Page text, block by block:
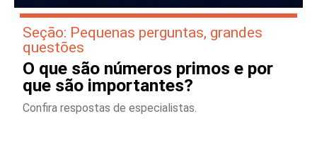
Seção: Pequenas perguntas, grandes
questões
O que são números primos e por
que são importantes?
Confira respostas de especialistas.